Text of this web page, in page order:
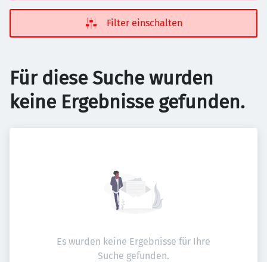
Filter einschalten
Für diese Suche wurden
keine Ergebnisse gefunden.
Es wurden keine Ergebnisse für Ihre
Suche gefunden.